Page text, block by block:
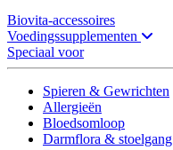
Biovita-accessoires
Voedingssupplementen
Speciaal voor
Spieren & Gewrichten
Allergieën
Bloedsomloop
Darmflora & stoelgang